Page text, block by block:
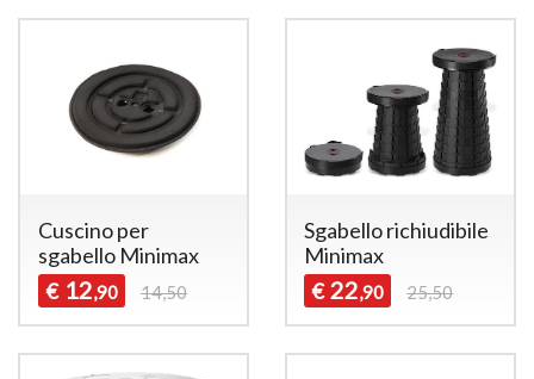
Cuscino per
sgabello Minimax
€ 12,90 14,50
Sgabello richiudibile
Minimax
€ 22,90 25,50